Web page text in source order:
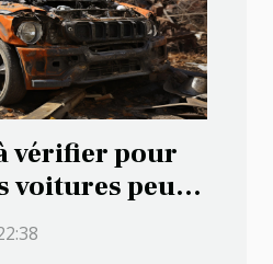
vérifier pour
voitures peu